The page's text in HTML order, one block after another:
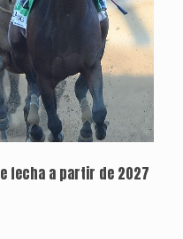
fecha a partir de 2027